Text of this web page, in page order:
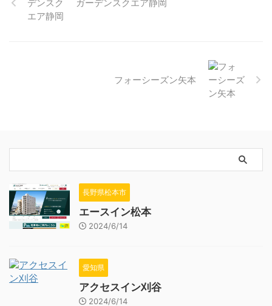
ガーデンスクエア静岡
フォーシーズン矢本
長野県松本市
エースイン松本
2024/6/14
愛知県
アクセスイン刈谷
2024/6/14